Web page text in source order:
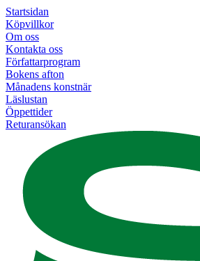
Startsidan
Köpvillkor
Om oss
Kontakta oss
Författarprogram
Bokens afton
Månadens konstnär
Läslustan
Öppettider
Returansökan